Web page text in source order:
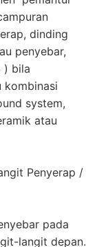
dinding
penyebar,
) bila
kombinasi
system,
atau
Penyerap /
pada
langit depan.